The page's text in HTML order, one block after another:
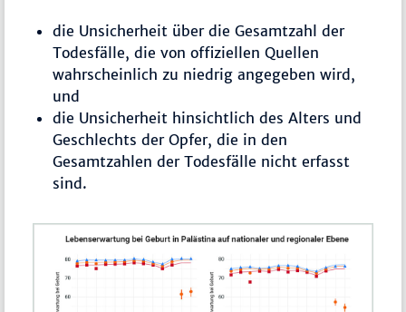
die Unsicherheit über die Gesamtzahl der
Todesfälle, die von offiziellen Quellen
wahrscheinlich zu niedrig angegeben wird,
und
die Unsicherheit hinsichtlich des Alters und
Geschlechts der Opfer, die in den
Gesamtzahlen der Todesfälle nicht erfasst
sind.